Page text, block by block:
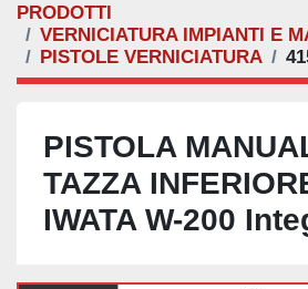
PRODOTTI
VERNICIATURA IMPIANTI E
PISTOLE VERNICIATURA
PISTOLA
TAZZA
IWATA W-200